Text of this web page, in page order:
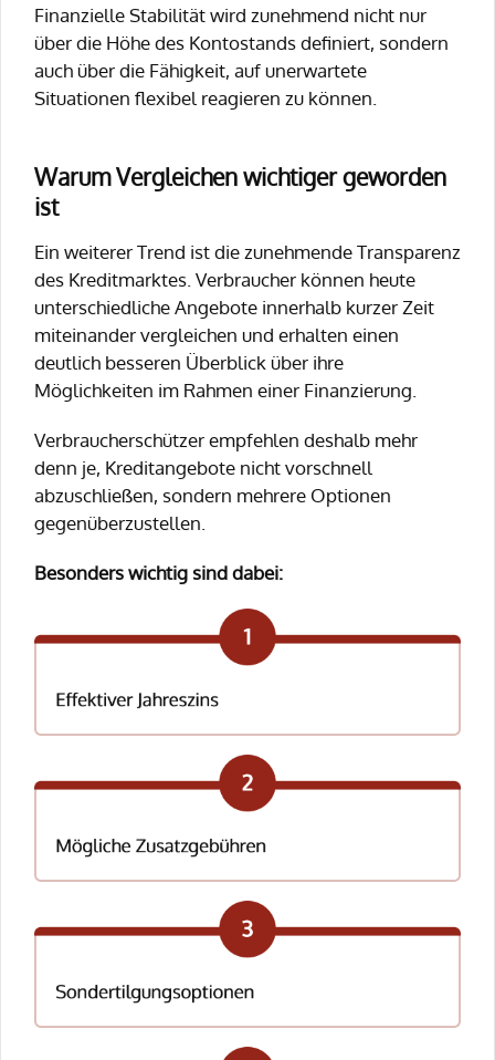
Finanzielle Stabilität wird zunehmend nicht nur
über die Höhe des Kontostands definiert, sondern
auch über die Fähigkeit, auf unerwartete
Situationen flexibel reagieren zu können.
Warum Vergleichen wichtiger geworden
ist
Ein weiterer Trend ist die zunehmende Transparenz
des Kreditmarktes. Verbraucher können heute
unterschiedliche Angebote innerhalb kurzer Zeit
miteinander vergleichen und erhalten einen
deutlich besseren Überblick über ihre
Möglichkeiten im Rahmen einer Finanzierung.
Verbraucherschützer empfehlen deshalb mehr
denn je, Kreditangebote nicht vorschnell
abzuschließen, sondern mehrere Optionen
gegenüberzustellen.
Besonders wichtig sind dabei: